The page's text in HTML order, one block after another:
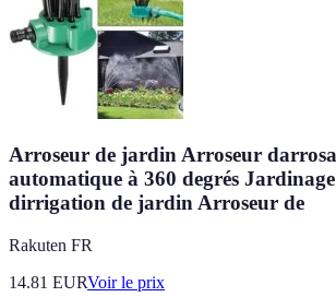
Arroseur de jardin Arroseur
automatique à 360 degrés
dirrigation de jardin Arroseur de
Rakuten FR
14.81 EURVoir le prix